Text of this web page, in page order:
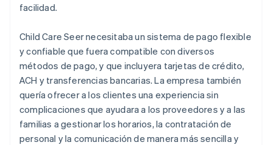
facilidad.
Child Care Seer necesitaba un sistema de pago flexible
y confiable que fuera compatible con diversos
métodos de pago, y que incluyera tarjetas de crédito,
ACH y transferencias bancarias. La empresa también
quería ofrecer a los clientes una experiencia sin
complicaciones que ayudara a los proveedores y a las
familias a gestionar los horarios, la contratación de
personal y la comunicación de manera más sencilla y